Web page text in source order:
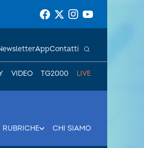
VIDEO TG2000 LIVE
AppContatti
RUBRICHE CHI SIAMO